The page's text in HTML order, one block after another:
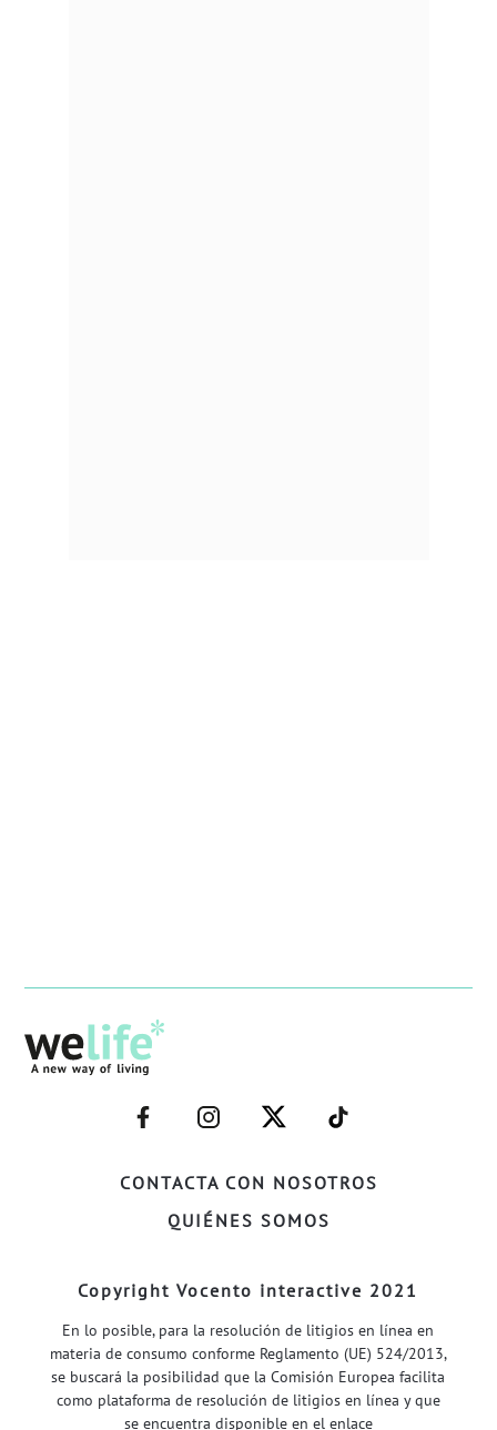
CONTACTA CON NOSOTROS
QUIÉNES SOMOS
–
FACEBOOK–
–
INSTAGRAM–
–
TWITTER–
–
WELIFE–
Copyright Vocento interactive 2021
En lo posible, para la resolución de litigios en línea en
materia de consumo conforme Reglamento (UE) 524/2013,
se buscará la posibilidad que la Comisión Europea facilita
como plataforma de resolución de litigios en línea y que
se encuentra disponible en el enlace